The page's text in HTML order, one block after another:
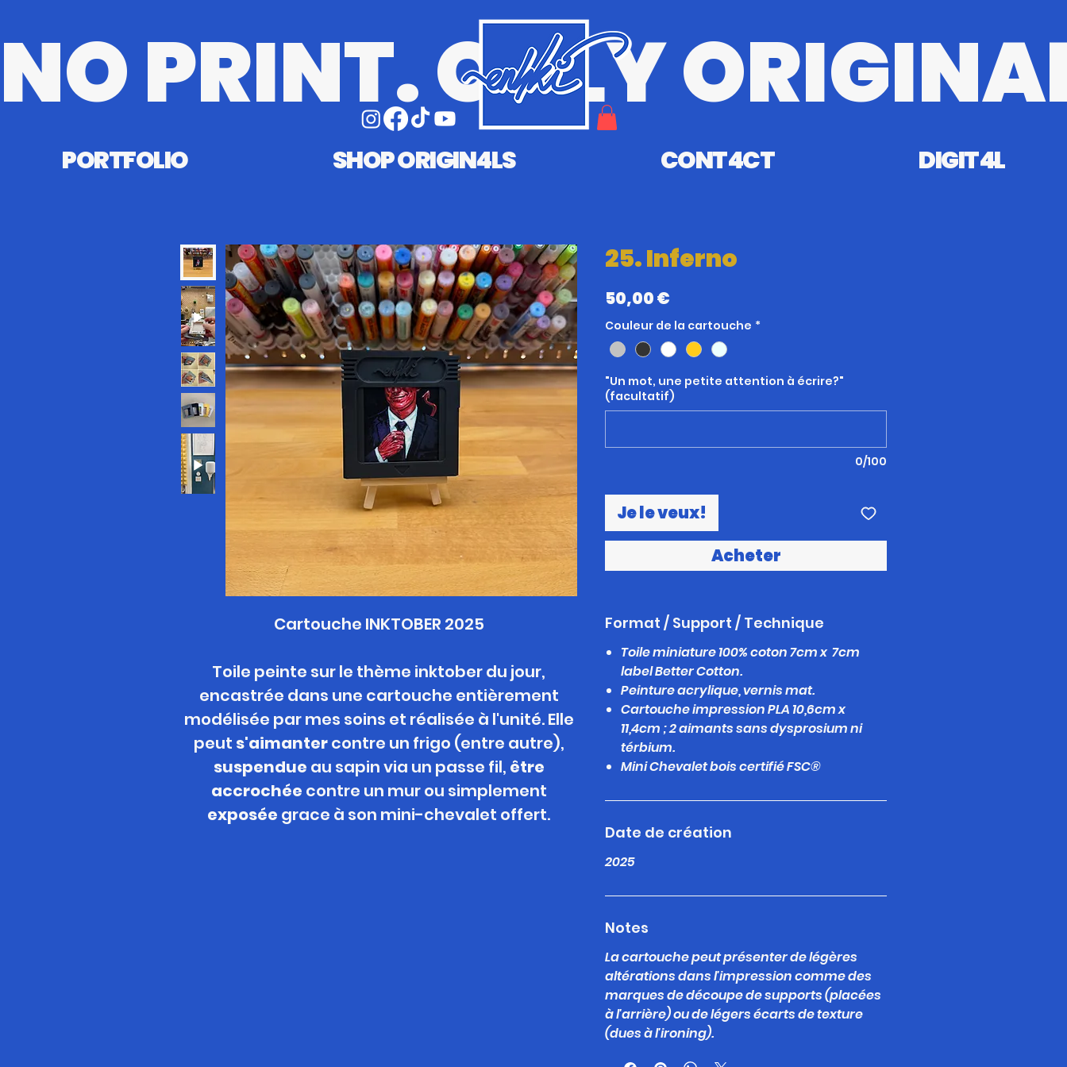
NO PRINT. ONLY
PORTFOLIO SHOP ORIGIN4LS CONT4CT DIGIT4L
Cartouche INKTOBER 2025
Toile peinte sur le thème inktober du jour,
encastrée dans une cartouche entièrement
modélisée par mes soins et réalisée à l'unité. Elle
peut s'aimantercontre un frigo (entre autre),
suspendue au sapin via un passe fil, être
accrochée contre un mur ou simplement
exposée grace à son mini-chevalet offert.
25. Inferno
50,00 €
Couleur de la cartouche *
"Un mot, une petite attention à écrire?"
(facultatif)
0/100
Je le veux!
Acheter
Format / Support / Technique
Toile miniature 100% coton 7cm x 7cm
label Better Cotton.
Peinture acrylique, vernis mat.
Cartouche impression PLA 10,6cm x
11,4cm ; 2 aimants sans dysprosium ni
térbium.
Mini Chevalet bois certifié FSC®
Date de création
2025
Notes
La cartouche peut présenter de légères
altérations dans l'impression comme des
marques de découpe de supports (placées
à l'arrière) ou de légers écarts de texture
(dues à l'ironing).